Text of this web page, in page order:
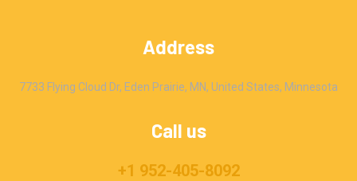
Address
7733 Flying Cloud Dr, Eden Prairie, MN, United States, Minnesota
Call us
+1 952-405-8092